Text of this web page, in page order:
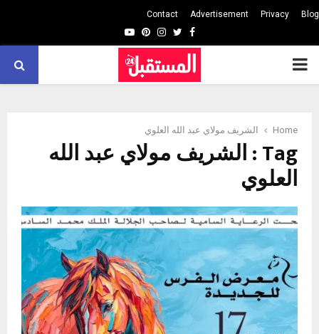
Blog
Privacy
Advertisement
Contact
Facebook
Twitter
Instagram
Pinterest
Youtube
PRIMARY
Home الشريف مولاي عبد الله العلوي
Tag : الشريف مولاي عبد الله
العلوي